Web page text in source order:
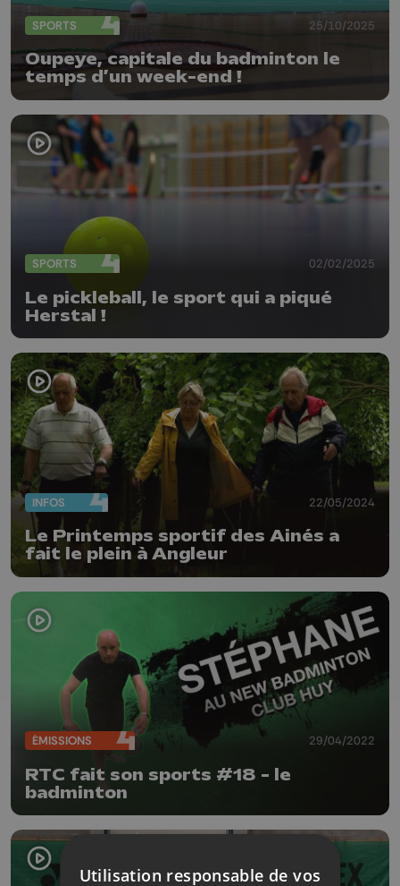
SPORTS 25/10/2025
Oupeye, capitale du badminton le
temps d’un week-end !
SPORTS 02/02/2025
Le pickleball, le sport qui a piqué
Herstal !
INFOS 22/05/2024
Le Printemps sportif des Ainés a
fait le plein à Angleur
ÉMISSIONS 29/04/2022
RTC fait son sports #18 - le
badminton
Utilisation responsable de vos